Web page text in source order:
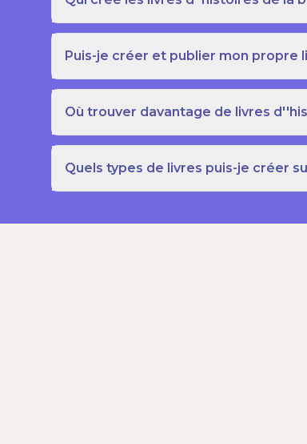
Puis-je créer et publier mon propre
Où trouver davantage de livres
Quels types de livres puis-je créer